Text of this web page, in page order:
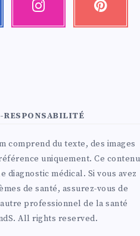
RESPONSABILITÉ
comprend du texte, des images
uniquement. Ce contenu
diagnostic médical. Si vous avez
de santé, assurez-vous de
professionnel de la santé
All rights reserved.